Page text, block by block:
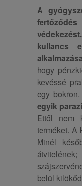
A
védekezést.
kullancs
hogy
kevéssé
egy
egyik
Ettől nem
terméket. A
Minél
belül